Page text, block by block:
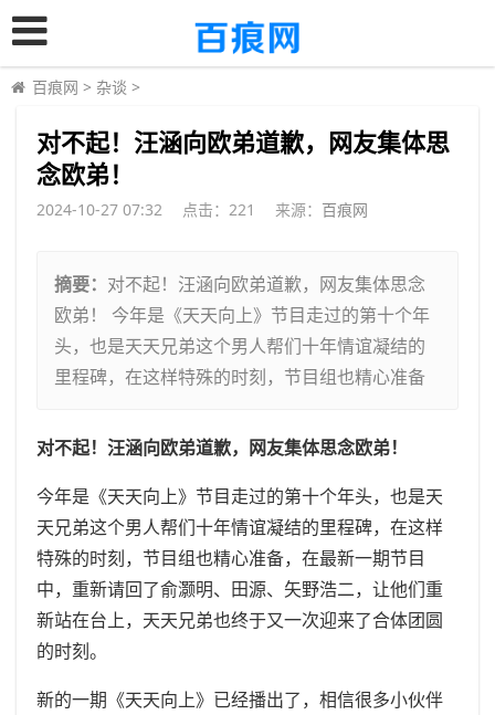
百痕网 > 杂谈 >
​对不起！汪涵向欧弟道歉，网友集体思
念欧弟！
2024-10-27 07:32 点击： 221 来源： 百痕网
摘要： 对不起！汪涵向欧弟道歉，网友集体思念
欧弟！ 今年是《天天向上》节目走过的第十个年
头，也是天天兄弟这个男人帮们十年情谊凝结的
里程碑，在这样特殊的时刻，节目组也精心准备
对不起！汪涵向欧弟道歉，网友集体思念欧弟！
今年是《天天向上》节目走过的第十个年头，也是天
天兄弟这个男人帮们十年情谊凝结的里程碑，在这样
特殊的时刻，节目组也精心准备，在最新一期节目
中，重新请回了俞灏明、田源、矢野浩二，让他们重
新站在台上，天天兄弟也终于又一次迎来了合体团圆
的时刻。
新的一期《天天向上》已经播出了，相信很多小伙伴